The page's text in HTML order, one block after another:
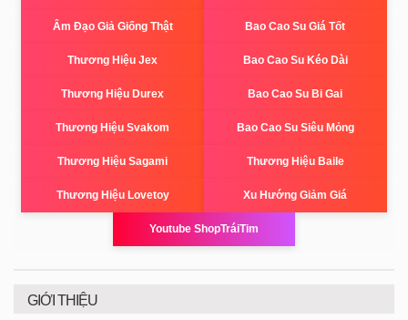
Âm Đạo Giả Giống Thật Bao Cao Su Giá Tốt
Thương Hiệu Jex Bao Cao Su Kéo Dài
Thương Hiệu Durex Bao Cao Su Bi Gai
Thương Hiệu Svakom Bao Cao Su Siêu Mỏng
Thương Hiệu Sagami Thương Hiệu Baile
Thương Hiệu Lovetoy Xu Hướng Giảm Giá
Youtube ShopTráiTim
GIỚI THIỆU